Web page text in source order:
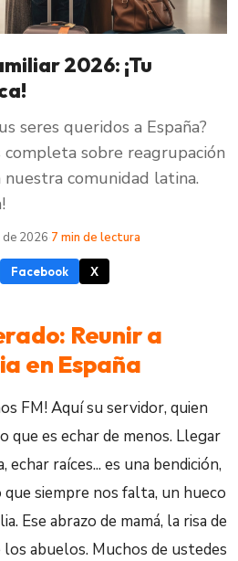
2026: ¡Tu
seres queridos a España?
completa sobre reagrupación
comunidad latina.
2026·7 min de lectura
Facebook X
Reunir a
en España
FM! Aquí su servidor, quien
que es echar de menos. Llegar
echar raíces... es una bendición,
siempre nos falta, un hueco
Ese abrazo de mamá, la risa de
los abuelos. Muchos de ustedes